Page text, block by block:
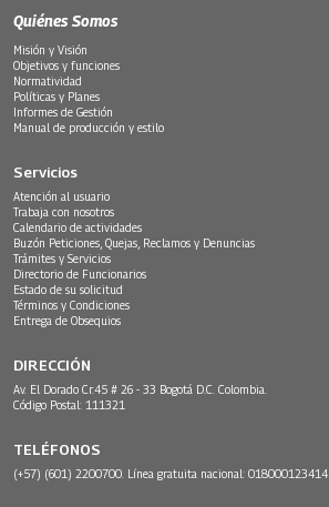
Quiénes Somos
Misión y Visión
Objetivos y funciones
Normatividad
Políticas y Planes
Informes de Gestión
Manual de producción y estilo
Servicios
Atención al usuario
Trabaja con nosotros
Calendario de actividades
Buzón Peticiones, Quejas, Reclamos y Denuncias
Trámites y Servicios
Directorio de Funcionarios
Estado de su solicitud
Términos y Condiciones
Entrega de Obsequios
DIRECCIÓN
Av. El Dorado Cr.45 # 26 - 33 Bogotá D.C. Colombia.
Código Postal: 111321
TELÉFONOS
(+57) (601) 2200700. Línea gratuita nacional: 018000123414